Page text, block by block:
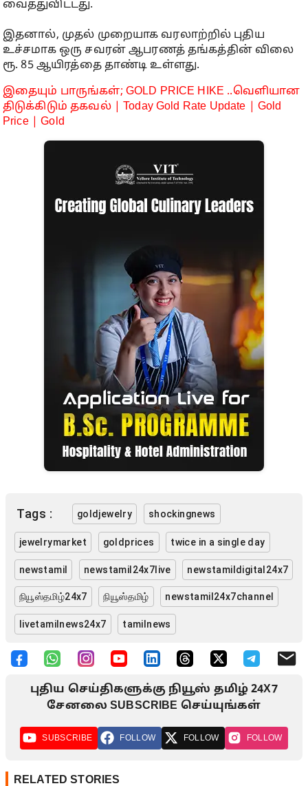
வைத்துவிட்டது.
இதனால், முதல் முறையாக வரலாற்றில் புதிய
உச்சமாக ஒரு சவரன் ஆபரணத் தங்கத்தின் விலை
ரூ. 85 ஆயிரத்தை தாண்டி உள்ளது.
இதையும் பாருங்கள்; GOLD PRICE HIKE ..வெளியான
திடுக்கிடும் தகவல் | Today Gold Rate Update | Gold
Price | Gold
Tags : goldjewelry shockingnews
jewelrymarket goldprices twice in a single day
newstamil newstamil24x7live newstamildigital24x7
நியூஸ்தமிழ்24x7 நியூஸ்தமிழ் newstamil24x7channel
livetamilnews24x7 tamilnews
புதிய செய்திகளுக்கு நியூஸ் தமிழ் 24X7
சேனலை SUBSCRIBE செய்யுங்கள்
SUBSCRIBE FOLLOW FOLLOW FOLLOW
RELATED STORIES